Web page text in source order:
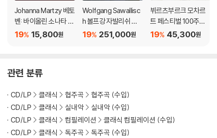
※ 재킷/구성품/포장 상태
1) 제작/배송 과정에 따라 경미한 재킷 주름, 모서리 눌림, 갈라짐이 발생
할 수 있으며 속지(이너 슬리브)는 디스크와의 접촉으로 인해 갈라질 수
있습니다.
닐은 품질보증대상이 아닙니다.
4) 디지털 다운로드 코드는 본사에서 공지 없이 증정 종료될 수 있습니다.
※ 재생 불량
1) 침압 조절 기능이 없는 턴테이블을 사용하시는 경우, (주로 올인원 형태
Johanna Martzy 베토
벤: 바이올린 소나타 8
번, 멘델스존: 바이올린
ces)
15,800원
19%
Wolfgang Sawallisc
h 볼프강 자발리쉬 워
너 레이블 녹음 1집 - 관
251,000원
19%
뷔르츠부르크 모차르
트 페스티벌 100주년
기념 실황 (Mozart - 1
45,300원
19%
관련 분류
CD/LP 클래식 협주곡
협주곡 (수입)
CD/LP
클래식 실내악
실내악 (수입)
CD/LP
클래식 컴필레이션
클래식 컴필레이션 (수입)
CD/LP
클래식 독주곡
독주곡 (수입)